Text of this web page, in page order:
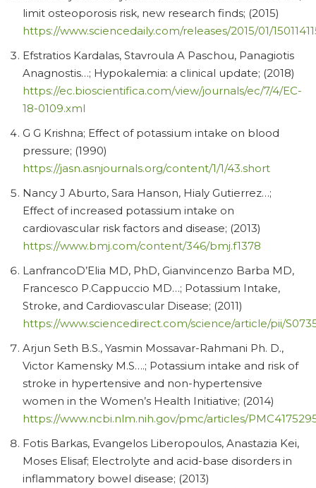
limit osteoporosis risk, new research finds; (2015)
https://www.sciencedaily.com/releases/2015/01/
Efstratios Kardalas, Stavroula A Paschou, Panagiotis
Anagnostis…; Hypokalemia: a clinical update; (2018)
https://ec.bioscientifica.com/view/journals/ec/7/4/EC-
18-0109.xml
G G Krishna; Effect of potassium intake on blood
pressure; (1990)
https://jasn.asnjournals.org/content/1/1/43.short
Nancy J Aburto, Sara Hanson, Hialy Gutierrez…;
Effect of increased potassium intake on
cardiovascular risk factors and disease; (2013)
https://www.bmj.com/content/346/bmj.f1378
LanfrancoD’Elia MD, PhD, Gianvincenzo Barba MD,
Francesco P.Cappuccio MD…; Potassium Intake,
Stroke, and Cardiovascular Disease; (2011)
https://www.sciencedirect.com/science/article/pii/
Arjun Seth B.S., Yasmin Mossavar-Rahmani Ph. D.,
Victor Kamensky M.S….; Potassium intake and risk of
stroke in hypertensive and non-hypertensive
women in the Women’s Health Initiative; (2014)
https://www.ncbi.nlm.nih.gov/pmc/articles/
Fotis Barkas, Evangelos Liberopoulos, Anastazia Kei,
Moses Elisaf; Electrolyte and acid-base disorders in
inflammatory bowel disease; (2013)